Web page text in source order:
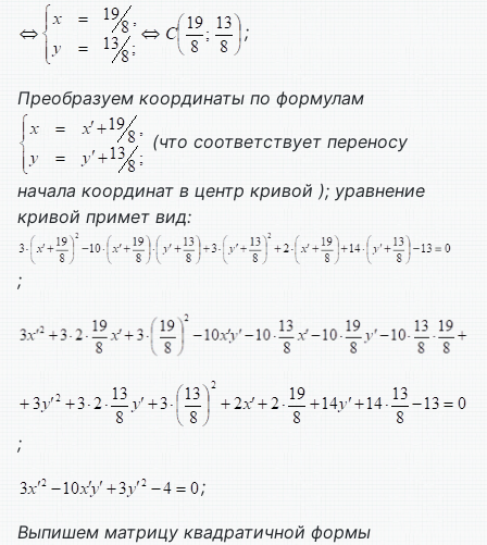
;
Преобразуем координаты по формулам
(что соответствует переносу
начала координат в центр кривой ); уравнение
кривой примет вид:
;
;
;
Выпишем матрицу квадратичной формы